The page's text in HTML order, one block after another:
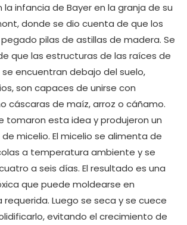
la infancia de Bayer en la granja de su
donde se dio cuenta de que los
pilas de astillas de madera. Se
que las estructuras de las raíces de
encuentran debajo del suelo,
son capaces de unirse con
cáscaras de maíz, arroz o cáñamo.
tomaron esta idea y produjeron un
micelio. El micelio se alimenta de
a temperatura ambiente y se
a seis días. El resultado es una
que puede moldearse en
Luego se seca y se cuece
evitando el crecimiento de